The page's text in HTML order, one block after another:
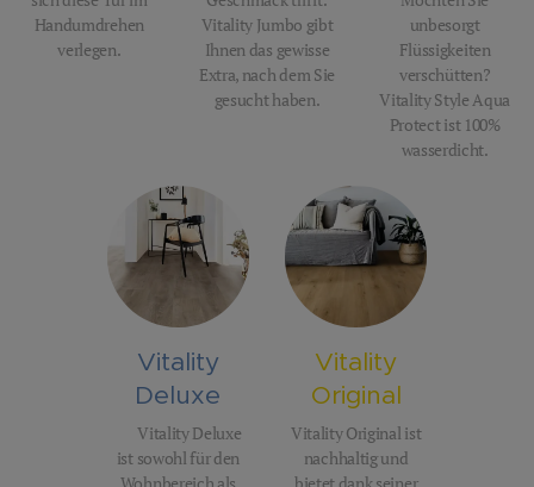
Handumdrehen
verlegen.
Vitality Jumbo gibt
Ihnen das gewisse
Extra, nach dem Sie
gesucht haben.
unbesorgt
Flüssigkeiten
verschütten?
Vitality Style Aqua
Protect ist 100%
wasserdicht.
Vitality
Deluxe
Vitality Deluxe
ist sowohl für den
Vitality
Original
Vitality Original ist
nachhaltig und